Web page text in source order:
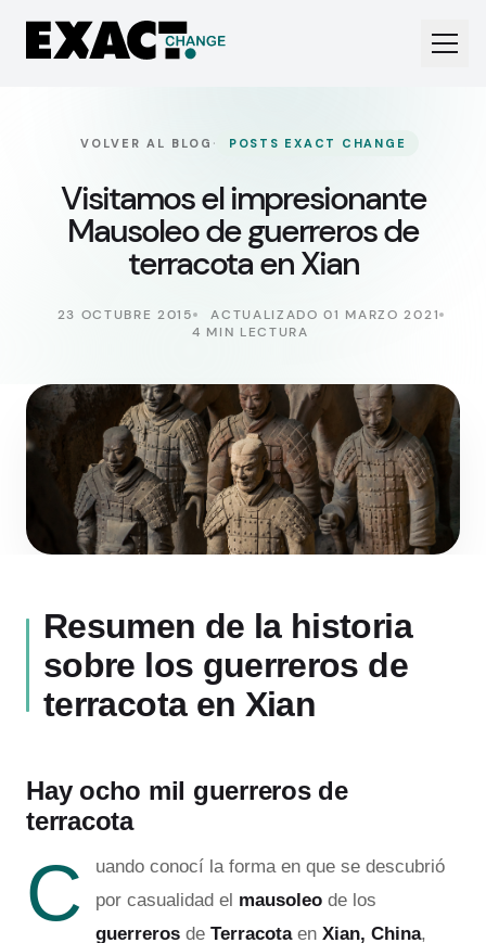
VOLVER AL BLOG · POSTS EXACT CHANGE
Visitamos el impresionante
Mausoleo de guerreros de
terracota en Xian
23 OCTUBRE 2015
ACTUALIZADO 01 MARZO 2021
4 MIN LECTURA
Resumen de la historia
sobre los guerreros de
terracota en Xian
Hay ocho mil guerreros de
terracota
C
uando conocí la forma en que se descubrió
por casualidad el mausoleo de los
guerreros de Terracotaen Xian, China,